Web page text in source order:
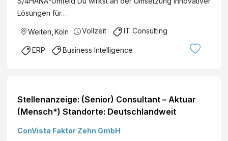
Lösungen für…
Weiten Köln Vollzeit IT Consulting
ERP Business Intelligence
Stellenanzeige: (Senior) Consultant – Aktuar
(Mensch*) Standorte: Deutschlandweit
ConVista Faktor Zehn GmbH